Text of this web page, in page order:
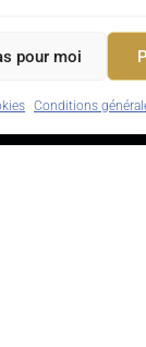
pour moi
Conditions